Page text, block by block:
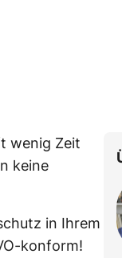
wenig Zeit
keine
in Ihrem
konform!